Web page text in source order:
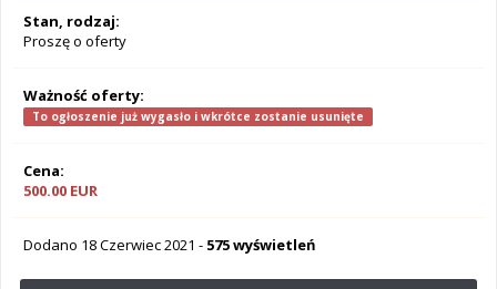
Stan, rodzaj:
Proszę o oferty
Ważność oferty:
To ogłoszenie już wygasło i wkrótce zostanie usunięte
Cena:
500.00 EUR
Dodano 18 Czerwiec 2021 - 575 wyświetleń